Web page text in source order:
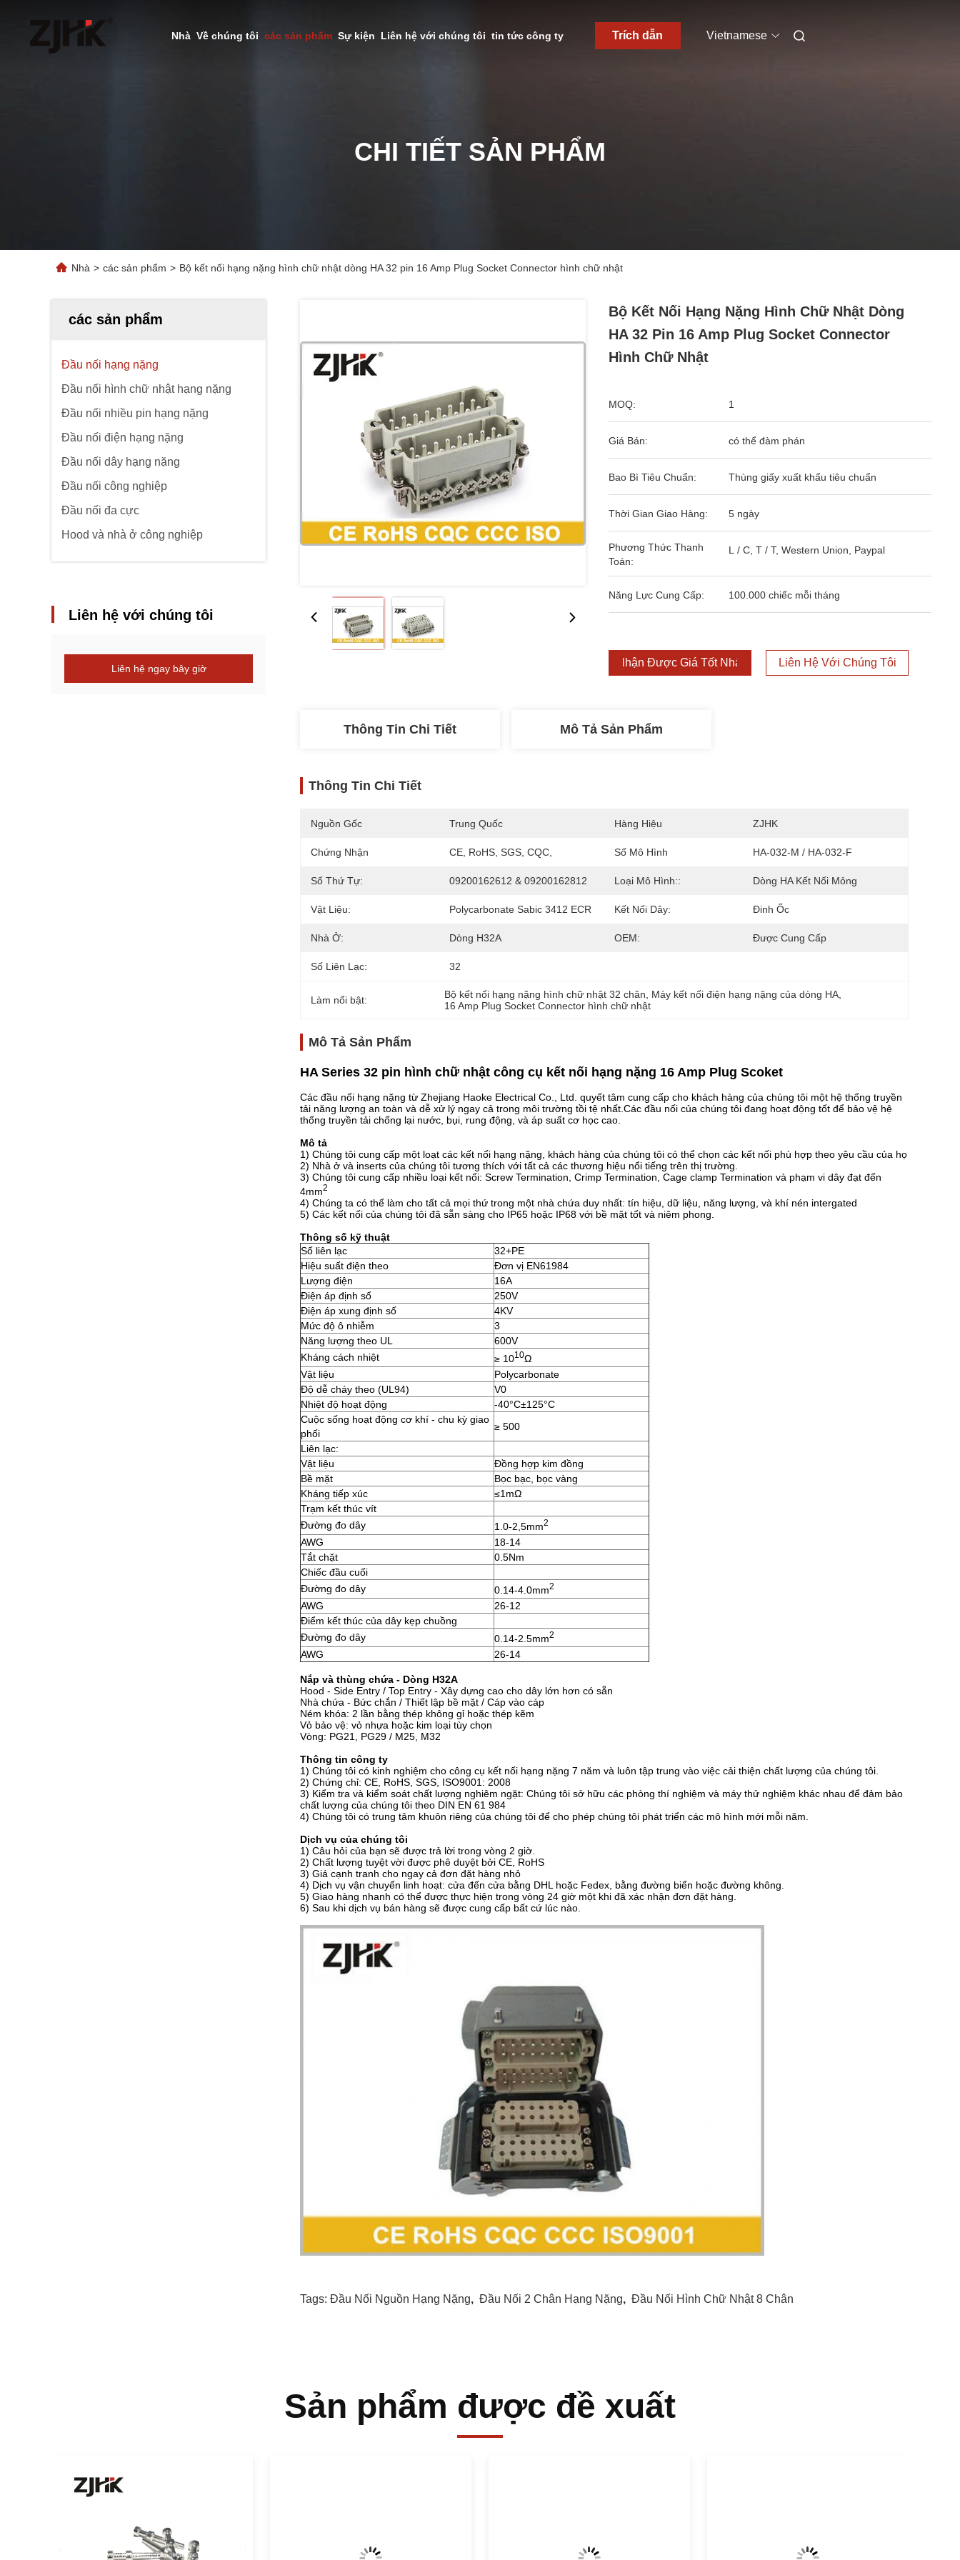
Nhà Về chúng tôi các sản phẩm Sự kiện Liên hệ với chúng tôi tin tức công ty Trích dẫn Vietnamese
CHI TIẾT SẢN PHẨM
Nhà > các sản phẩm > Bộ kết nối hạng nặng hình chữ nhật dòng HA 32 pin 16 Amp Plug Socket Connector hình chữ nhật
các sản phẩm
Đầu nối hạng nặng
Đầu nối hình chữ nhật hạng nặng
Đầu nối nhiều pin hạng nặng
Đầu nối điện hạng nặng
Đầu nối dây hạng nặng
Đầu nối công nghiệp
Đầu nối đa cực
Hood và nhà ở công nghiệp
Liên hệ với chúng tôi
Liên hệ ngay bây giờ
Bộ Kết Nối Hạng Nặng Hình Chữ Nhật Dòng
HA 32 Pin 16 Amp Plug Socket Connector
Hình Chữ Nhật
MOQ: 1
Giá Bán: có thể đàm phán
Bao Bì Tiêu Chuẩn: Thùng giấy xuất khẩu tiêu chuẩn
Thời Gian Giao Hàng: 5 ngày
Phương Thức Thanh
Toán:
L / C, T / T, Western Union, Paypal
Năng Lực Cung Cấp: 100.000 chiếc mỗi tháng
Nhận Được Giá Tốt Nhất Liên Hệ Với Chúng Tôi
Thông Tin Chi Tiết Mô Tả Sản Phẩm
Thông Tin Chi Tiết
Nguồn Gốc Trung Quốc Hàng Hiệu ZJHK
Chứng Nhận CE, RoHS, SGS, CQC, Số Mô Hình HA-032-M / HA-032-F
Số Thứ Tự: 09200162612 & 09200162812 Loại Mô Hình:: Dòng HA Kết Nối Mỏng
Vật Liệu: Polycarbonate Sabic 3412 ECR Kết Nối Dây: Đinh Ốc
Nhà Ở: Dòng H32A OEM: Được Cung Cấp
Số Liên Lạc: 32
Làm nổi bật: Bộ kết nối hạng nặng hình chữ nhật 32 chân Máy kết nối điện hạng nặng của dòng HA
16 Amp Plug Socket Connector hình chữ nhật
Mô Tả Sản Phẩm
HA Series 32 pin hình chữ nhật công cụ kết nối hạng nặng 16 Amp Plug Scoket
Các đầu nối hạng nặng từ Zhejiang Haoke Electrical Co., Ltd. quyết tâm cung cấp cho khách hàng của chúng tôi một hệ thống truyền
tải năng lượng an toàn và dễ xử lý ngay cả trong môi trường tồi tệ nhất.Các đầu nối của chúng tôi đang hoạt động tốt để bảo vệ hệ
thống truyền tải chống lại nước, bụi, rung động, và áp suất cơ học cao.
Mô tả
1) Chúng tôi cung cấp một loạt các kết nối hạng nặng, khách hàng của chúng tôi có thể chọn các kết nối phù hợp theo yêu cầu của họ
2) Nhà ở và inserts của chúng tôi tương thích với tất cả các thương hiệu nổi tiếng trên thị trường.
3) Chúng tôi cung cấp nhiều loại kết nối: Screw Termination, Crimp Termination, Cage clamp Termination và phạm vi dây đạt đến
4mm2
4) Chúng ta có thể làm cho tất cả mọi thứ trong một nhà chứa duy nhất: tín hiệu, dữ liệu, năng lượng, và khí nén intergated
5) Các kết nối của chúng tôi đã sẵn sàng cho IP65 hoặc IP68 với bề mặt tốt và niêm phong.
Thông số kỹ thuật
Số liên lạc
32+PE
Hiệu suất điện theo
Đơn vị EN61984
Lượng điện
16A
Điện áp định số
250V
Điện áp xung định số
4KV
Mức độ ô nhiễm
3
Năng lượng theo UL
600V
Kháng cách nhiệt
≥ 1010Ω
Vật liệu
Polycarbonate
Độ dễ cháy theo (UL94)
V0
Nhiệt độ hoạt động
-40°C±125°C
Cuộc sống hoạt động cơ khí - chu kỳ giao
phối
≥ 500
Liên lạc:
Vật liệu
Đồng hợp kim đồng
Bề mặt
Bọc bạc, bọc vàng
Kháng tiếp xúc
≤1mΩ
Trạm kết thúc vít
Đường đo dây
1.0-2,5mm2
AWG
18-14
Tắt chặt
0.5Nm
Chiếc đầu cuối
Đường đo dây
0.14-4.0mm2
AWG
26-12
Điểm kết thúc của dây kẹp chuồng
Đường đo dây
0.14-2.5mm2
AWG 26-14
Nắp và thùng chứa - Dòng H32A
Hood - Side Entry / Top Entry - Xây dựng cao cho dây lớn hơn có sẵn
Nhà chứa - Bức chắn / Thiết lập bề mặt / Cáp vào cáp
Ném khóa: 2 lần bằng thép không gỉ hoặc thép kẽm
Vỏ bảo vệ: vỏ nhựa hoặc kim loại tùy chọn
Vòng: PG21, PG29 / M25, M32
Thông tin công ty
1) Chúng tôi có kinh nghiệm cho công cụ kết nối hạng nặng 7 năm và luôn tập trung vào việc cải thiện chất lượng của chúng tôi.
2) Chứng chỉ: CE, RoHS, SGS, ISO9001: 2008
3) Kiểm tra và kiểm soát chất lượng nghiêm ngặt: Chúng tôi sở hữu các phòng thí nghiệm và máy thử nghiệm khác nhau để đảm bảo
chất lượng của chúng tôi theo DIN EN 61 984
4) Chúng tôi có trung tâm khuôn riêng của chúng tôi để cho phép chúng tôi phát triển các mô hình mới mỗi năm.
Dịch vụ của chúng tôi
1) Câu hỏi của bạn sẽ được trả lời trong vòng 2 giờ.
2) Chất lượng tuyệt vời được phê duyệt bởi CE, RoHS
3) Giá cạnh tranh cho ngay cả đơn đặt hàng nhỏ
4) Dịch vụ vận chuyển linh hoạt: cửa đến cửa bằng DHL hoặc Fedex, bằng đường biển hoặc đường không.
5) Giao hàng nhanh có thể được thực hiện trong vòng 24 giờ một khi đã xác nhận đơn đặt hàng.
6) Sau khi dịch vụ bán hàng sẽ được cung cấp bất cứ lúc nào.
Tags: Đầu Nối Nguồn Hạng Nặng, Đầu Nối 2 Chân Hạng Nặng, Đầu Nối Hình Chữ Nhật 8 Chân
Sản phẩm được đề xuất